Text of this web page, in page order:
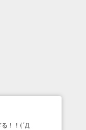
る！！(´Д